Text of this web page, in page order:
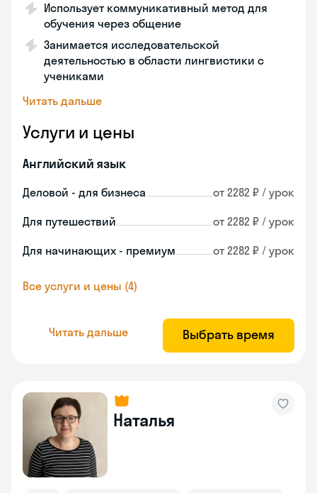
Использует коммуникативный метод для
обучения через общение
Занимается исследовательской
деятельностью в области лингвистики с
учениками
Читать дальше
Услуги и цены
Английский язык
Деловой - для бизнеса от 2282 ₽ / урок
Для путешествий от 2282 ₽ / урок
Для начинающих - премиум от 2282 ₽ / урок
Все услуги и цены (4)
Читать дальше Выбрать время
Наталья